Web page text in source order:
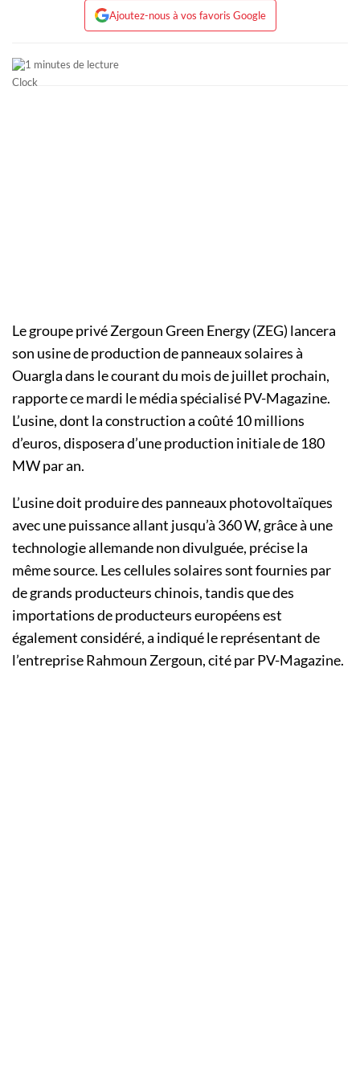
Ajoutez-nous à vos favoris Google
1 minutes de lecture
Le groupe privé Zergoun Green Energy (ZEG) lancera
son usine de production de panneaux solaires à
Ouargla dans le courant du mois de juillet prochain,
rapporte ce mardi le média spécialisé PV-Magazine.
L’usine, dont la construction a coûté 10 millions
d’euros, disposera d’une production initiale de 180
MW par an.
L’usine doit produire des panneaux photovoltaïques
avec une puissance allant jusqu’à 360 W, grâce à une
technologie allemande non divulguée, précise la
même source. Les cellules solaires sont fournies par
de grands producteurs chinois, tandis que des
importations de producteurs européens est
également considéré, a indiqué le représentant de
l’entreprise Rahmoun Zergoun, cité par PV-Magazine.